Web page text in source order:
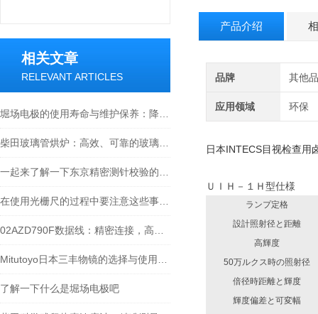
相关文章
RELEVANT ARTICLES
了解一下什么是堀场电极吧
产品介绍
品牌 其他
应用领域 环保
日本INTECS目视检查用
ＵＩＨ－１Ｈ型仕様
ランプ定格
設計照射径と距離
高輝度
50万ルクス時の照射径
倍径時距離と輝度
輝度偏差と可変幅